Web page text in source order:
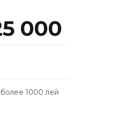
000
1000 лей